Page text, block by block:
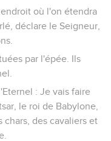
endroit où l'on étendra
déclare le Seigneur,
par l'épée. Ils
: Je vais faire
le roi de Babylone,
chars, des cavaliers et